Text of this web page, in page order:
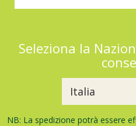
Seleziona la
NB: La spedizione potrà essere